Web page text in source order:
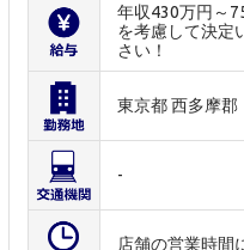
年収430万円～
を考慮して決定
さい！
東京都 西多摩郡
-
店舗の営業時間